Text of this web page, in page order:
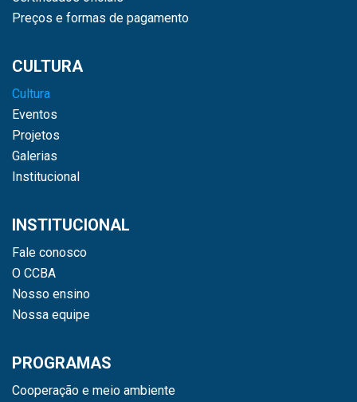
Preços e formas de pagamento
CULTURA
Cultura
Eventos
Projetos
Galerias
Institucional
INSTITUCIONAL
Fale conosco
O CCBA
Nosso ensino
Nossa equipe
PROGRAMAS
Cooperação e meio ambiente